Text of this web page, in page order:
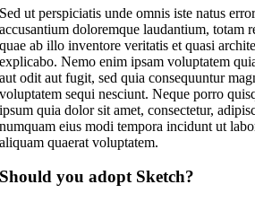
Sed ut perspiciatis unde omnis iste natus
accusantium doloremque laudantium, totam
quae ab illo inventore veritatis et quasi
explicabo. Nemo enim ipsam voluptatem
aut odit aut fugit, sed quia consequuntur
voluptatem sequi nesciunt. Neque porro
ipsum quia dolor sit amet, consectetur,
numquam eius modi tempora incidunt ut
aliquam quaerat voluptatem.
Should you adopt Sketch?